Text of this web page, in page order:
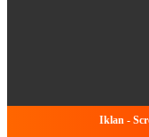
Iklan -